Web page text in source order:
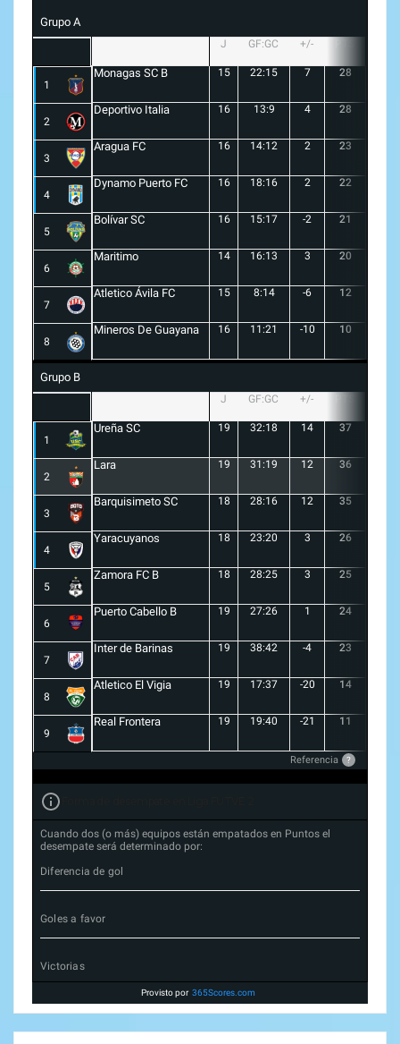
Grupo A
J GF:GC +/-
1
Monagas SC B 15 22:15 7 28
2
Deportivo Italia 16 13:9 4 28
3
Aragua FC 16 14:12 2 23
4
Dynamo Puerto FC 16 18:16 2 22
5
Bolívar SC 16 15:17 -2 21
6
Maritimo 14 16:13 3 20
7
Atletico Ávila FC 15 8:14 -6 12
8
Mineros De Guayana 16 11:21 -10 10
Grupo B
J GF:GC +/-
1
Ureña SC 19 32:18 14 37
2
Lara 19 31:19 12 36
3
Barquisimeto SC 18 28:16 12 35
4
Yaracuyanos 18 23:20 3 26
5
Zamora FC B 18 28:25 3 25
6
Puerto Cabello B 19 27:26 1 24
7
Inter de Barinas 19 38:42 -4 23
8
Atletico El Vigia 19 17:37 -20 14
9
Real Frontera 19 19:40 -21 11
Referencia ?
Cuando dos (o más) equipos están empatados en Puntos el
desempate será determinado por:
Diferencia de gol
Goles a favor
Victorias
Provisto por 365Scores.com